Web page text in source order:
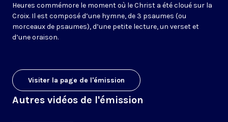
Heures commémore le moment où le Christ a été cloué sur la
Croix. Il est composé d’une hymne, de 3 psaumes (ou
morceaux de psaumes), d’une petite lecture, un verset et
d’une oraison.
Visiter la page de l'émission
Autres vidéos de l'émission